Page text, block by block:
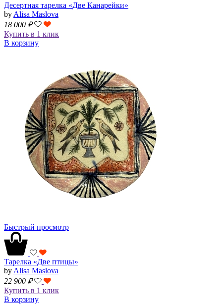
Десертная тарелка «Две Канарейки»
by Alisa Maslova
18 000 ₽
Купить в 1 клик
В корзину
Быстрый просмотр
Тарелка «Две птицы»
by Alisa Maslova
22 900 ₽
Купить в 1 клик
В корзину